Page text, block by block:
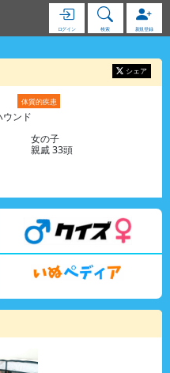
ログイン 検索 新規登録
シェア
体質的疾患
ウンド
女の子
親戚 33頭